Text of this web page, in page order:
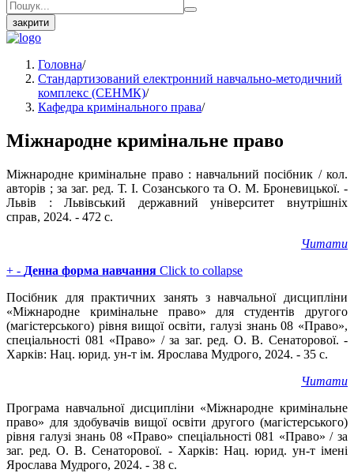
закрити
Головна/
Стандартизований електронний навчально-методичний
комплекс (СЕНМК)/
Кафедра кримінального права/
Міжнародне кримінальне право
Міжнародне кримінальне право : навчальний посібник / кол.
авторів ; за заг. ред. Т. І. Созанського та О. М. Броневицької. -
Львів : Львівський державний університет внутрішніх
справ, 2024. - 472 с.
Читати
+ - Денна форма навчання Click to collapse
Посібник для практичних занять з навчальної дисципліни
«Міжнародне кримінальне право» для студентів другого
(магістерського) рівня вищої освіти, галузі знань 08 «Право»,
спеціальності 081 «Право» / за заг. ред. О. В. Сенаторової. -
Харків: Нац. юрид. ун-т ім. Ярослава Мудрого, 2024. - 35 с.
Читати
Програма навчальної дисципліни «Міжнародне кримінальне
право» для здобувачів вищої освіти другого (магістерського)
рівня галузі знань 08 «Право» спеціальності 081 «Право» / за
заг. ред. О. В. Сенаторової. - Харків: Нац. юрид. ун-т імені
Ярослава Мудрого, 2024. - 38 с.